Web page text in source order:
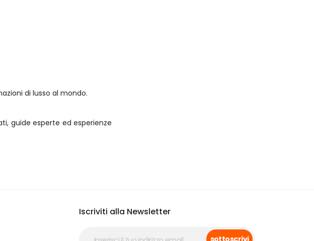
di lusso al mondo.
guide esperte ed esperienze
Iscriviti alla Newsletter
sottoscrivi